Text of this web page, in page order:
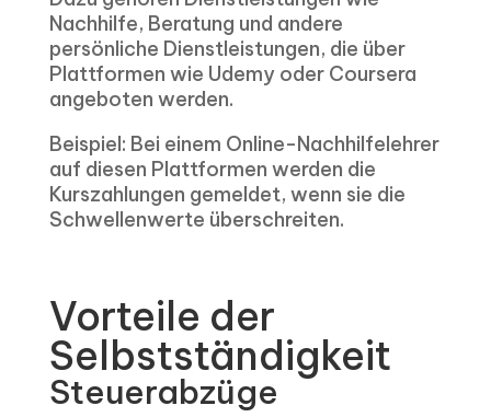
Nachhilfe, Beratung und andere
persönliche Dienstleistungen, die über
Plattformen wie Udemy oder Coursera
angeboten werden.
Beispiel: Bei einem Online-Nachhilfelehrer
auf diesen Plattformen werden die
Kurszahlungen gemeldet, wenn sie die
Schwellenwerte überschreiten.
Vorteile der
Selbstständigkeit
Steuerabzüge